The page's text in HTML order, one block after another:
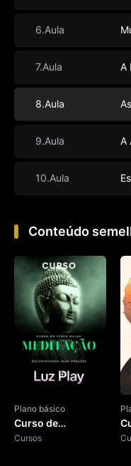
6.Aula
7.Aula A
8.Aula
9.Aula A
10.Aula
Conteúdo
Plano básico
Curso de
Meditação
Cursos